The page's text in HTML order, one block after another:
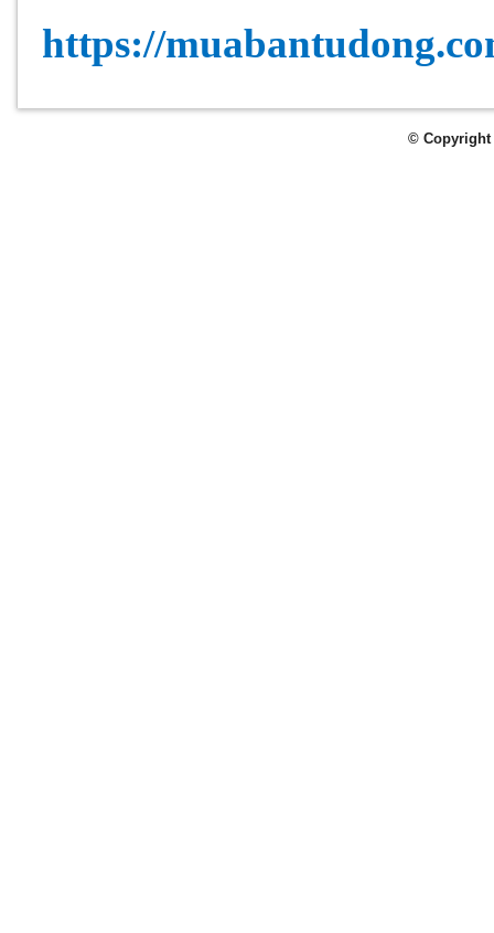
https://
© Copyright